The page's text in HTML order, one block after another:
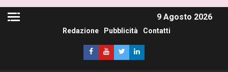
9 Agosto 2026
Redazione Pubblicità Contatti